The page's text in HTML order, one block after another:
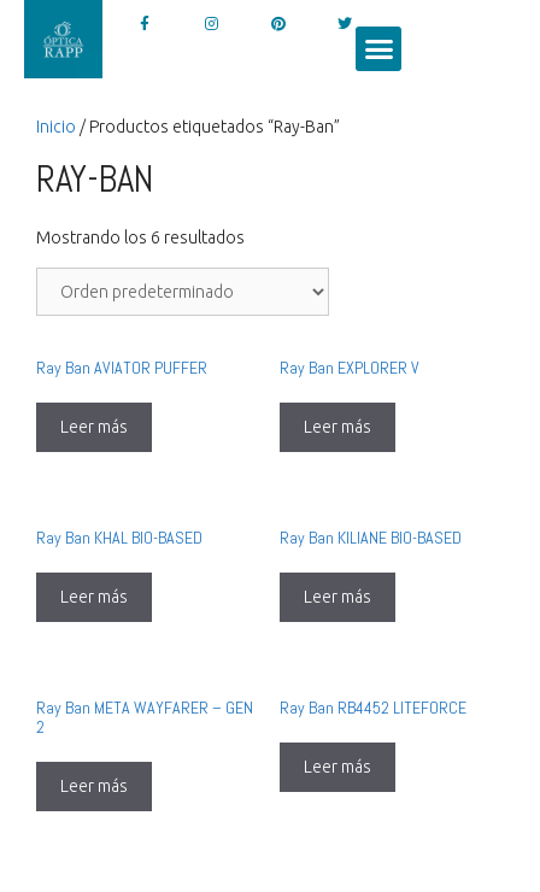
Inicio / Productos etiquetados “Ray-Ban”
RAY-BAN
Mostrando los 6 resultados
Ray Ban AVIATOR PUFFER
Leer más
Ray Ban EXPLORER V
Leer más
Ray Ban KHAL BIO-BASED
Leer más
Ray Ban KILIANE BIO-BASED
Leer más
Ray Ban META WAYFARER – GEN
2
Leer más
Ray Ban RB4452 LITEFORCE
Leer más